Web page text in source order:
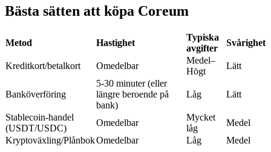
Futures med USDC som säkerhet
Kopiera Trading
Bästa sätten att köpa Coreum
Metod Hastighet
Typiska
avgifter
Svårighet
Kreditkort/betalkort Omedelbar
Medel–
Högt
Lätt
Banköverföring
5-30 minuter (eller
längre beroende på
bank)
Låg Lätt
Stablecoin-handel
(USDT/USDC)
Omedelbar
Mycket
låg
Medel
Kryptoväxling/PlånbokOmedelbar Låg Medel